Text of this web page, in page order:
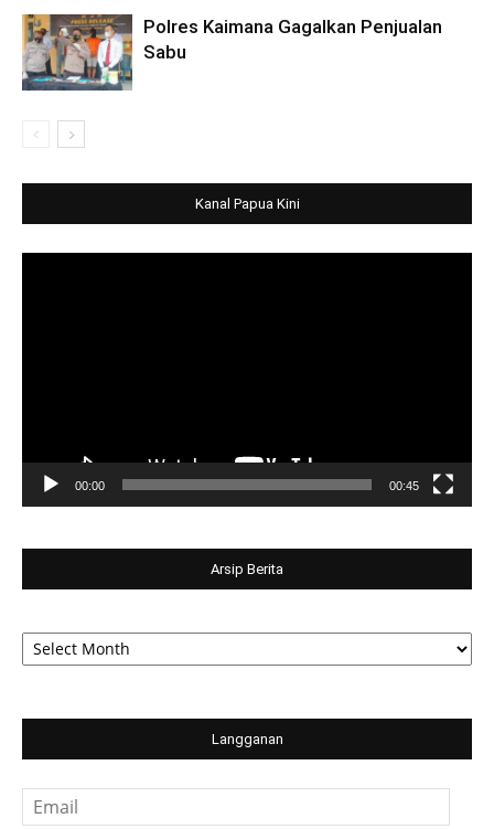
Polres Kaimana Gagalkan Penjualan
Sabu
Kanal Papua Kini
00:00 00:45
Arsip Berita
Arsip
Berita
Langganan
Email